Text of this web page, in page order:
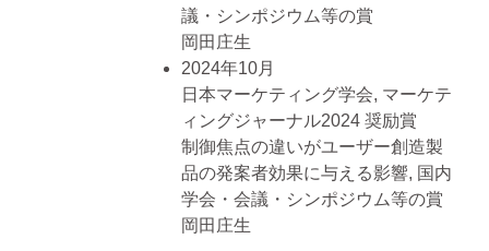
■ 委員歴
2025年04月 - 現在
ジャーナル編集委員 シニアエディ
ター, 日本マーケティング学会
2023年05月 - 現在
常任理事 企画運営委員, 日本マーケ
ティング学会
2019年04月 - 現在
サロン委員会, 日本マーケティング
議・シンポジウム等の賞
岡田庄生
2024年10月
日本マーケティング学会, マーケテ
ィングジャーナル2024 奨励賞
制御焦点の違いがユーザー創造製
品の発案者効果に与える影響, 国内
学会・会議・シンポジウム等の賞
岡田庄生